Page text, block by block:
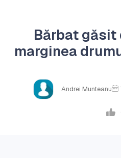
Bărbat găsit
marginea
Andrei Munteanu